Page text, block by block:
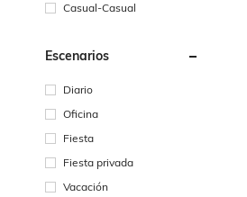
Casual-Casual
Escenarios
Diario
Oficina
Fiesta
Fiesta privada
Vacación